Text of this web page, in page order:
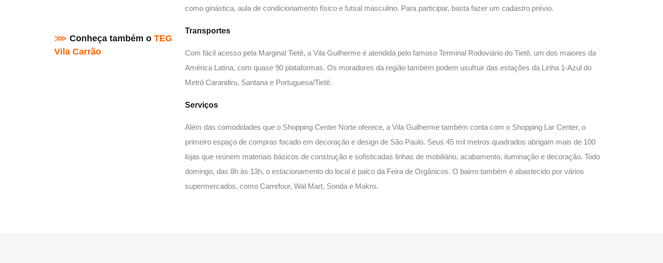
⋙ Conheça também o TEG
Vila Carrão
como ginástica, aula de condicionamento físico e futsal masculino. Para participar, basta fazer um cadastro prévio.
Transportes
Com fácil acesso pela Marginal Tietê, a Vila Guilherme é atendida pelo famoso Terminal Rodoviário do Tietê, um dos maiores da
América Latina, com quase 90 plataformas. Os moradores da região também podem usufruir das estações da Linha 1-Azul do
Metrô Carandiru, Santana e Portuguesa/Tietê.
Serviços
Além das comodidades que o Shopping Center Norte oferece, a Vila Guilherme também conta com o Shopping Lar Center, o
primeiro espaço de compras focado em decoração e design de São Paulo. Seus 45 mil metros quadrados abrigam mais de 100
lojas que reúnem materiais básicos de construção e sofisticadas linhas de mobiliário, acabamento, iluminação e decoração. Todo
domingo, das 8h às 13h, o estacionamento do local é palco da Feira de Orgânicos. O bairro também é abastecido por vários
supermercados, como Carrefour, Wal Mart, Sonda e Makro.